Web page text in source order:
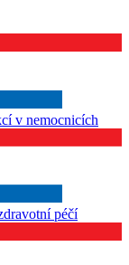
v nemocnicích
péčí